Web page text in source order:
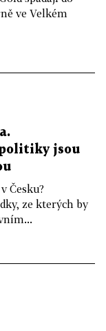
ve Velkém
jsou
Česku?
ze kterých by